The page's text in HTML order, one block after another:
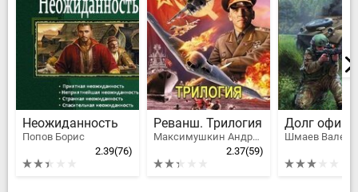
Неожиданность
Попов Борис
2.39(76)
Реванш. Трилогия
Максимушкин Андрей Владимирович
2.37(59)
Долг